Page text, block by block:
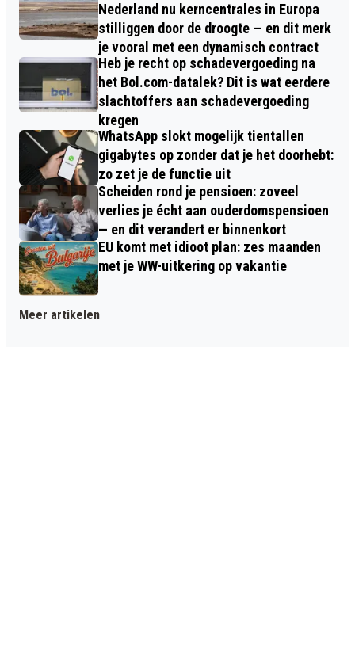
Nederland nu kerncentrales in Europa
stilliggen door de droogte — en dit merk
je vooral met een dynamisch contract
Heb je recht op schadevergoeding na
het Bol.com-datalek? Dit is wat eerdere
slachtoffers aan schadevergoeding
kregen
WhatsApp slokt mogelijk tientallen
gigabytes op zonder dat je het doorhebt:
zo zet je de functie uit
Scheiden rond je pensioen: zoveel
verlies je écht aan ouderdomspensioen
— en dit verandert er binnenkort
EU komt met idioot plan: zes maanden
met je WW-uitkering op vakantie
Meer artikelen